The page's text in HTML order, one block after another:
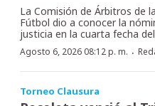
La Comisión de Árbitros de
Fútbol dio a conocer la
justicia en la cuarta fecha
Agosto 6, 2026 08:12 p. m. ·
Torneo Clausura